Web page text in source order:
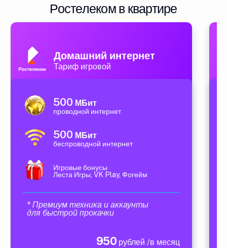
Ростелеком в квартире
Домашний интернет
Тариф игровой
500 МБит
проводной интернет
500 МБит
беспроводной интернет
Игровые бонусы
Леста Игры, VK Play, Фогейм
* Премиум техника и аккаунты
для быстрой прокачки
950 рублей /в месяц